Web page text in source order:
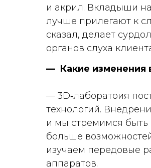
и акрил. Вкладыши
лучше прилегают к
сказал, делает
органов слуха
— Какие изменения
— 3D‑лаборатоия
технологий.
и мы стремимся быть
больше
изучаем передовые
аппаратов.